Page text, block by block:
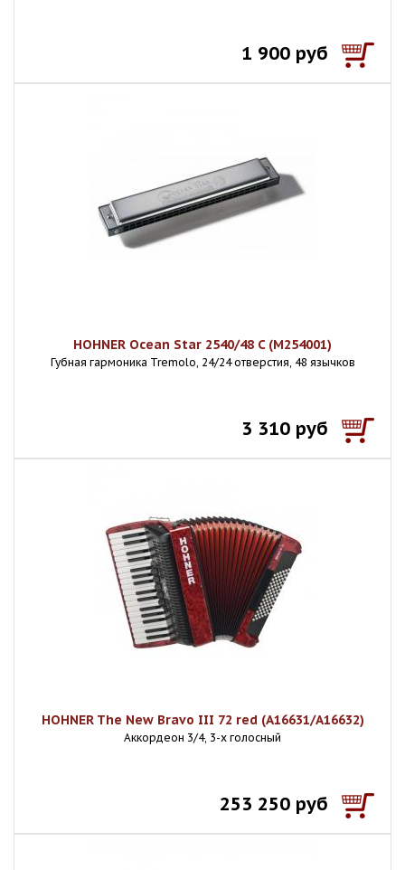
1 900 руб
HOHNER Ocean Star 2540/48 C (M254001)
Губная гармоника Tremolo, 24/24 отверстия, 48 язычков
3 310 руб
HOHNER The New Bravo III 72 red (A16631/A16632)
Аккордеон 3/4, 3-х голосный
253 250 руб